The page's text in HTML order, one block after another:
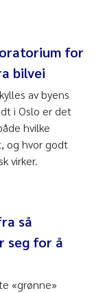
for
bilvei
av byens
i Oslo er det
hvilke
og hvor godt
virker.
så
seg for å
«grønne»